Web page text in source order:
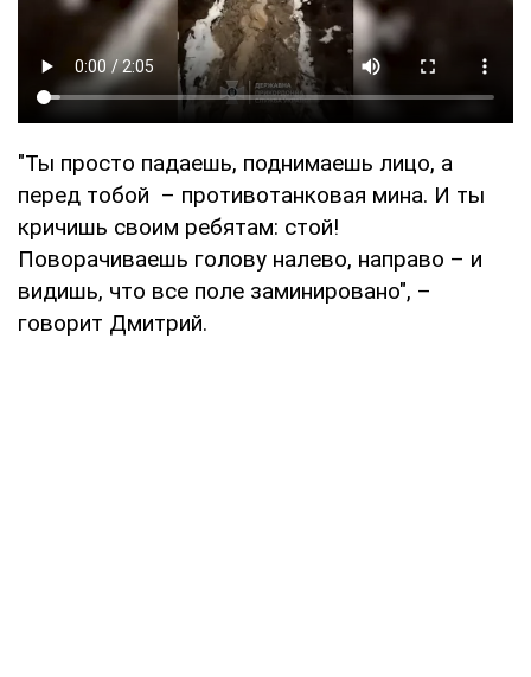
"Ты просто падаешь, поднимаешь лицо, а
перед тобой – противотанковая мина. И ты
кричишь своим ребятам: стой!
Поворачиваешь голову налево, направо – и
видишь, что все поле заминировано", –
говорит Дмитрий.